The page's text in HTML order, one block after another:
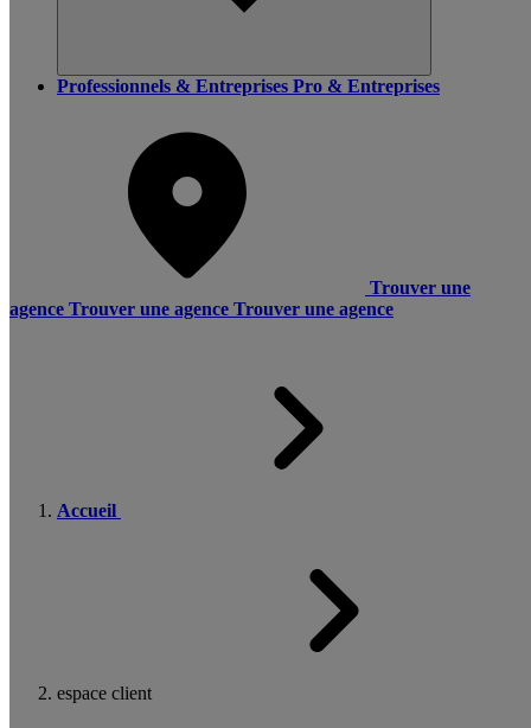
Professionnels & Entreprises Pro & Entreprises
Trouver une
agence Trouver une agence Trouver une agence
Accueil
espace client